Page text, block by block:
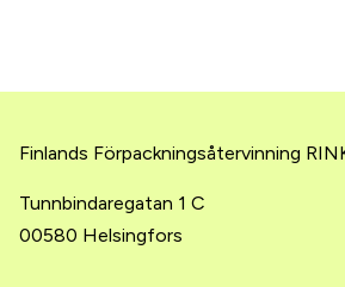
Finlands Förpackningsåtervinning
Tunnbindaregatan 1 C
00580 Helsingfors